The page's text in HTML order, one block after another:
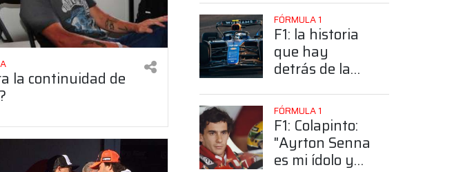
la continuidad de
sorprendente
posición de
Colapinto
FÓRMULA 1
F1: la historia
que hay
detrás de la
Colapinto del
número 43
FÓRMULA 1
F1: Colapinto:
"Ayrton Senna
es mi ídolo y